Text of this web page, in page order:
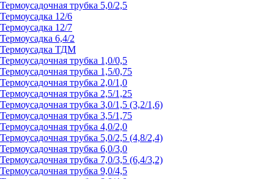
Термоусадочная трубка 5,0/2,5
Термоусадка 12/6
Термоусадка 12/7
Термоусадка 6,4/2
Термоусадка ТДМ
Термоусадочная трубка 1,0/0,5
Термоусадочная трубка 1,5/0,75
Термоусадочная трубка 2,0/1,0
Термоусадочная трубка 2,5/1,25
Термоусадочная трубка 3,0/1,5 (3,2/1,6)
Термоусадочная трубка 3,5/1,75
Термоусадочная трубка 4,0/2,0
Термоусадочная трубка 5,0/2,5 (4,8/2,4)
Термоусадочная трубка 6,0/3,0
Термоусадочная трубка 7,0/3,5 (6,4/3,2)
Термоусадочная трубка 9,0/4,5